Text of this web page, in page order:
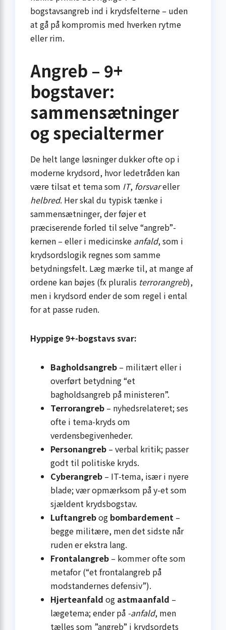
bogstavsangreb ind i krydsfelterne – uden
at gå på kompromis med hverken rytme
eller rim.
Angreb – 9+
bogstaver:
sammensætninger
og specialtermer
De helt lange løsninger dukker ofte op i
moderne krydsord, hvor ledetråden kan
være tilsat et tema som IT, forsvareller
helbred. Her skal du typisk tænke i
sammensætninger, der føjer et
præciserende forled til selve “angreb”-
kernen – eller i medicinske anfald, som i
krydsordslogik regnes som samme
betydningsfelt. Læg mærke til, at mange af
ordene kan bøjes (fx pluralis terrorangreb),
men i krydsord ender de som regel i ental
for at passe ruden.
Hyppige 9+-bogstavs svar:
Bagholdsangreb – militært eller i
overført betydning “et
bagholdsangreb på ministeren”.
Terrorangreb – nyhedsrelateret; ses
ofte i tema-kryds om
verdensbegivenheder.
Personangreb – verbal kritik; passer
godt til politiske kryds.
Cyberangreb – IT-tema, især i nyere
blade; vær opmærksom på y-et som
sjældent krydsbogstav.
Luftangrebog bombardement –
begge militære, men det sidste når
ruden er ekstra lang.
Frontalangreb – kommer ofte som
metafor (“et frontalangreb på
modstandernes defensiv”).
Hjerteanfald og astmaanfald –
lægetema; ender på -anfald, men
tælles som ”angreb” i krydsordets